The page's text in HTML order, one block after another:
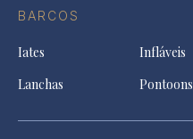
BARCOS
Iates Infláveis
Lanchas
Pontoons